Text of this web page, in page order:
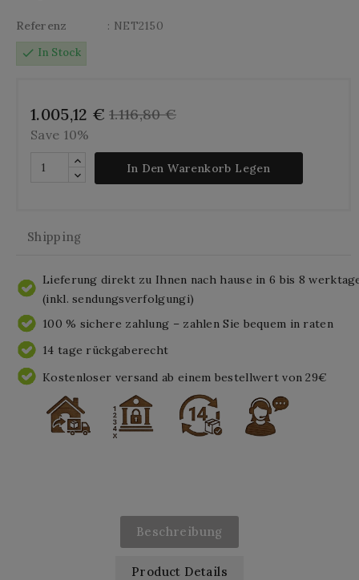
Referenz
: NET2150
check In Stock
1.005,12 € 1.116,80 €
Save 10%
In Den Warenkorb Legen
Shipping
Lieferung direkt zu Ihnen nach hause in 6 bis 8
(inkl. sendungsverfolgungi)
100 % sichere zahlung – zahlen Sie bequem in raten
14 tage rückgaberecht
Kostenloser versand ab einem bestellwert von 29€
Beschreibung
Product Details